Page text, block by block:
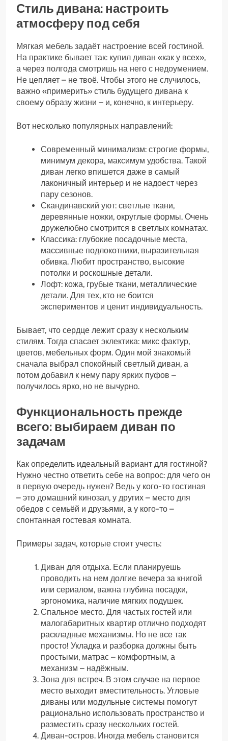
Стиль дивана: настроить
атмосферу под себя
Мягкая мебель задаёт настроение всей гостиной.
На практике бывает так: купил диван «как у всех»,
а через полгода смотришь на него с недоумением.
Не цепляет – не твоё. Чтобы этого не случилось,
важно «примерить» стиль будущего дивана к
своему образу жизни – и, конечно, к интерьеру.
Вот несколько популярных направлений:
Современный минимализм: строгие формы,
минимум декора, максимум удобства. Такой
диван легко впишется даже в самый
лаконичный интерьер и не надоест через
пару сезонов.
Скандинавский уют: светлые ткани,
деревянные ножки, округлые формы. Очень
дружелюбно смотрится в светлых комнатах.
Классика: глубокие посадочные места,
массивные подлокотники, выразительная
обивка. Любит пространство, высокие
потолки и роскошные детали.
Лофт: кожа, грубые ткани, металлические
детали. Для тех, кто не боится
экспериментов и ценит индивидуальность.
Бывает, что сердце лежит сразу к нескольким
стилям. Тогда спасает эклектика: микс фактур,
цветов, мебельных форм. Один мой знакомый
сначала выбрал спокойный светлый диван, а
потом добавил к нему пару ярких пуфов –
получилось ярко, но не вычурно.
Функциональность прежде
всего: выбираем диван по
задачам
Как определить идеальный вариант для гостиной?
Нужно честно ответить себе на вопрос: для чего он
в первую очередь нужен? Ведь у кого-то гостиная
– это домашний кинозал, у других – место для
обедов с семьёй и друзьями, а у кого-то –
спонтанная гостевая комната.
Примеры задач, которые стоит учесть:
Диван для отдыха. Если планируешь
проводить на нем долгие вечера за книгой
или сериалом, важна глубина посадки,
эргономика, наличие мягких подушек.
Спальное место. Для частых гостей или
малогабаритных квартир отлично подходят
раскладные механизмы. Но не все так
просто! Укладка и разборка должны быть
простыми, матрас – комфортным, а
механизм – надёжным.
Зона для встреч. В этом случае на первое
место выходит вместительность. Угловые
диваны или модульные системы помогут
рационально использовать пространство и
разместить сразу нескольких гостей.
Диван-остров. Иногда мебель становится